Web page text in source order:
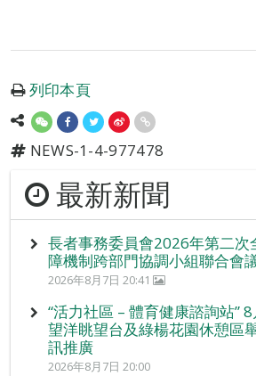
列印本頁
NEWS-1-4-977478
最新新聞
長者事務委員會2026年第二次
障機制跨部門協調小組聯合會
2026年8月7日 20:41
“活力社區 – 體育健康諮詢站”
望洋眺望台及綠楊花園休憩區
訊推廣
2026年8月7日 20:00